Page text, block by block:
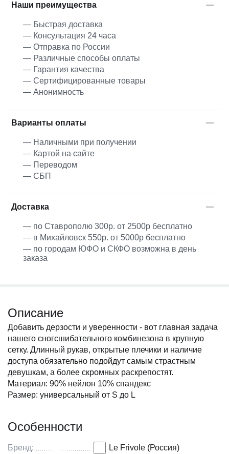
Наши преимущества
— Быстрая доставка
— Консультация 24 часа
— Отправка по России
— Различные способы оплаты
— Гарантия качества
— Сертифицированные товары
— Анонимность
Варианты оплаты
— Наличными при получении
— Картой на сайте
— Переводом
— СБП
Доставка
— по Ставрополю 300р. от 2500р бесплатно
— в Михайловск 550р. от 5000р бесплатно
— по городам ЮФО и СКФО возможна в день
заказа
Описание
Добавить дерзости и уверенности - вот главная задача
нашего сногсшибательного комбинезона в крупную
сетку. Длинный рукав, открытые плечики и наличие
доступа обязательно подойдут самым страстным
девушкам, а более скромных раскрепостят.
Материал: 90% нейлон 10% спандекс
Размер: универсальный от S до L
Особенности
Бренд: Le Frivole (Россия)